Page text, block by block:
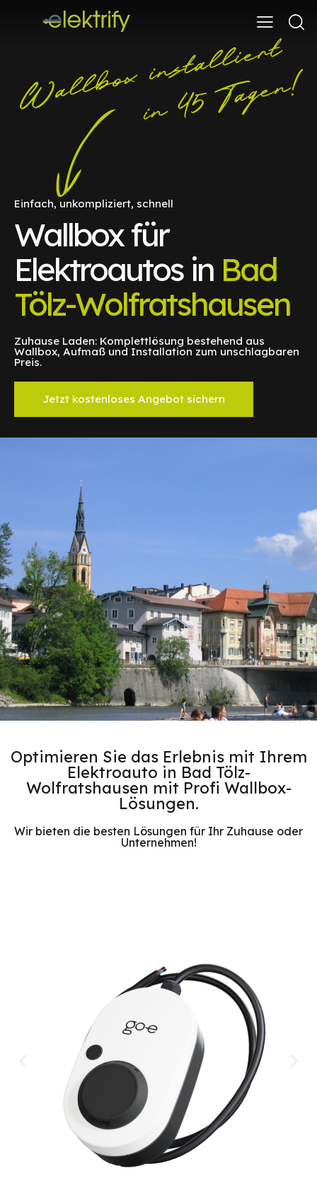
Einfach, unkompliziert, schnell
Wallbox für
Elektroautos in Bad
Tölz-Wolfratshausen
Zuhause Laden: Komplettlösung bestehend aus
Wallbox, Aufmaß und Installation zum unschlagbaren
Preis.
Jetzt kostenloses Angebot sichern
Optimieren Sie das Erlebnis mit Ihrem
Elektroauto in Bad Tölz-
Wolfratshausen mit Profi Wallbox-
Lösungen.
Wir bieten die besten Lösungen für Ihr Zuhause oder
Unternehmen!